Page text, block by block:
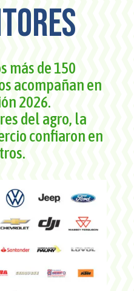
más de 150
acompañan en
2026.
del agro, la
confiaron en